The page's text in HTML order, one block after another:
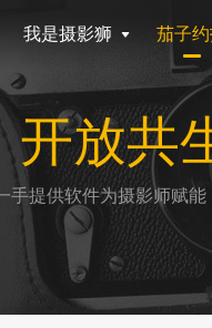
我是摄影狮 茄子
开放共
手提供软件为摄影师赋能